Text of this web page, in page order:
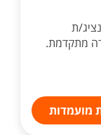
ת
מתקדמת.
מועמדות